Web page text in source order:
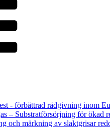
- förbättrad rådgivning inom
– Substratförsörjning för ökad
och märkning av slaktgrisar